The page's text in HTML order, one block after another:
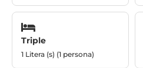
Triple
1 Litera (s) (1 persona)